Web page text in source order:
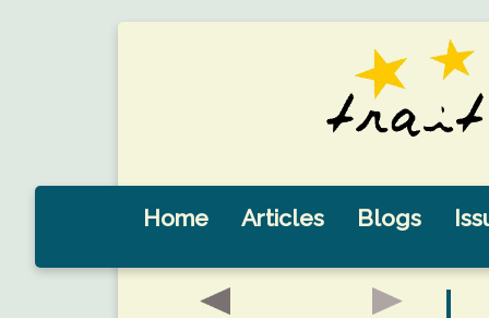
Home Articles Blogs